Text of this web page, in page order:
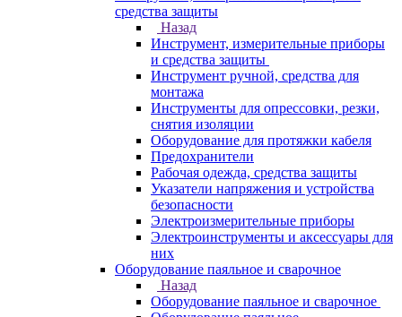
средства защиты
Назад
Инструмент, измерительные приборы
и средства защиты
Инструмент ручной, средства для
монтажа
Инструменты для опрессовки, резки,
снятия изоляции
Оборудование для протяжки кабеля
Предохранители
Рабочая одежда, средства защиты
Указатели напряжения и устройства
безопасности
Электроизмерительные приборы
Электроинструменты и аксессуары для
них
Оборудование паяльное и сварочное
Назад
Оборудование паяльное и сварочное